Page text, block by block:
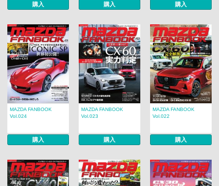
購入 購入 購入
MAZDA FANBOOK
Vol.024
購入
MAZDA FANBOOK
Vol.023
購入
MAZDA FANBOOK
Vol.022
購入